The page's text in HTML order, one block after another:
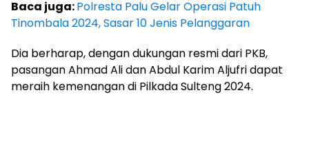
Baca juga:Polresta Palu Gelar Operasi Patuh
Tinombala 2024, Sasar 10 Jenis Pelanggaran
Dia berharap, dengan dukungan resmi dari PKB,
pasangan Ahmad Ali dan Abdul Karim Aljufri dapat
meraih kemenangan di Pilkada Sulteng 2024.